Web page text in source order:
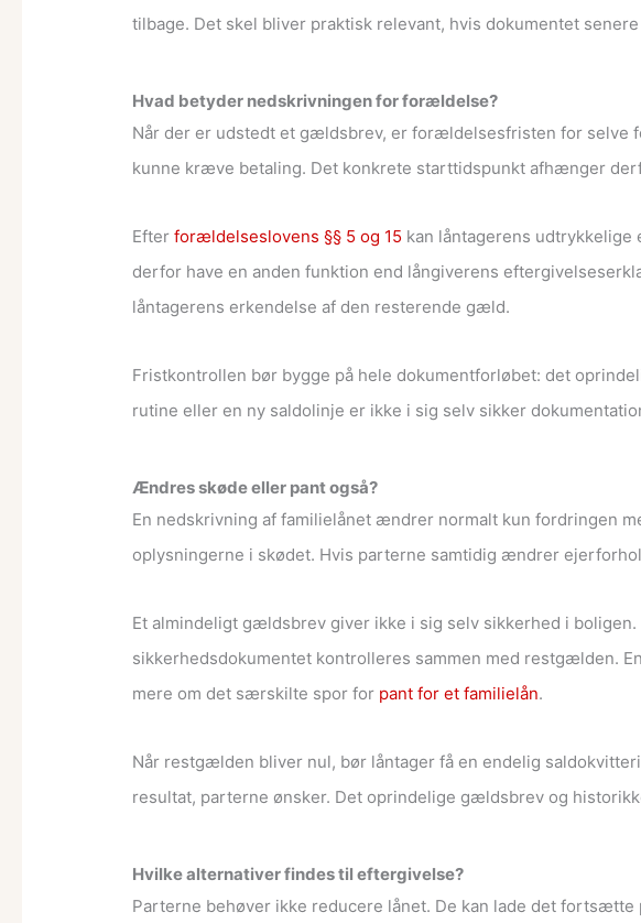
tilbage. Det skel bliver praktisk relevant, hvis dokumentet
Hvad betyder nedskrivningen for forældelse?
Når der er udstedt et gældsbrev, er forældelsesfristen for selve
kunne kræve betaling. Det konkrete starttidspunkt afhænger
Efterforældelseslovens §§ 5 og 15 kan låntagerens
derfor have en anden funktion end långiverens
låntagerens erkendelse af den resterende gæld.
Fristkontrollen bør bygge på hele dokumentforløbet: det
rutine eller en ny saldolinje er ikke i sig selv sikker
Ændres skøde eller pant også?
En nedskrivning af familielånet ændrer normalt kun fordringen
oplysningerne i skødet. Hvis parterne samtidig ændrer
Et almindeligt gældsbrev giver ikke i sig selv sikkerhed i
sikkerhedsdokumentet kontrolleres sammen med restgælden.
mere om det særskilte spor for pant for et familielån.
Når restgælden bliver nul, bør låntager få en endelig
resultat, parterne ønsker. Det oprindelige gældsbrev og
Hvilke alternativer findes til eftergivelse?
Parterne behøver ikke reducere lånet. De kan lade det